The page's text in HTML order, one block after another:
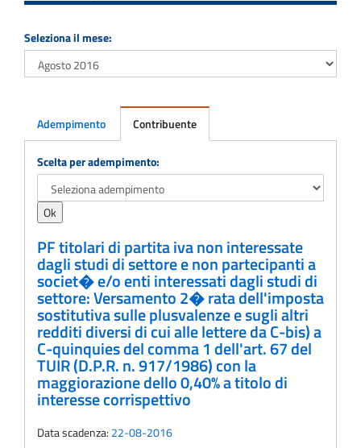
Seleziona il mese:
Adempimento Contribuente
Adempimento
Scelta per adempimento:
PF titolari di partita iva non interessate
dagli studi di settore e non partecipanti a
societ� e/o enti interessati dagli studi di
settore: Versamento 2� rata dell'imposta
sostitutiva sulle plusvalenze e sugli altri
redditi diversi di cui alle lettere da C-bis) a
C-quinquies del comma 1 dell'art. 67 del
TUIR (D.P.R. n. 917/1986) con la
maggiorazione dello 0,40% a titolo di
interesse corrispettivo
Data scadenza: 22-08-2016